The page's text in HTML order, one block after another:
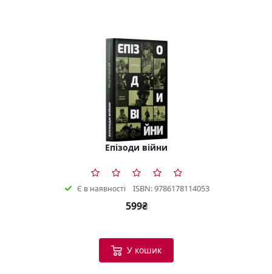
Епізоди війни
Є в наявності ISBN: 9786178114053
599₴
У кошик